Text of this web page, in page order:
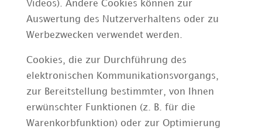
Videos). Andere Cookies können zur
Auswertung des Nutzerverhaltens oder zu
Werbezwecken verwendet werden.
Cookies, die zur Durchführung des
elektronischen Kommunikationsvorgangs,
zur Bereitstellung bestimmter, von Ihnen
erwünschter Funktionen (z. B. für die
Warenkorbfunktion) oder zur Optimierung